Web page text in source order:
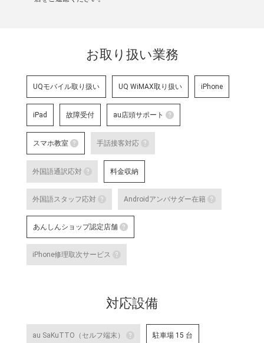
お取り扱い業務
UQモバイル取り扱い UQ WiMAX取り扱い iPhone
iPad 故障受付 au店頭サポート
スマホ教室
スマホ教室
スマートフォン・タブレット教室 を開催して
手話接客対応
明・修理などのアフターサ
いのある方のサポートが可
外国語通訳応対
外国語通訳応対
テレビ電話サービスで外国語通訳可能なス
詳細はこちら
料金収納
外国語スタッフ応対
外国語スタッフ応対
応対をご希望される場合は事前に店舗
Androidアンバサダー在籍
あんしんショップ認定店舗
詳細はこちら
iPhone修理取次サービス
詳細はこちら
対応設備
au SaKuTTO（セルフ端末） 駐車場 15 台